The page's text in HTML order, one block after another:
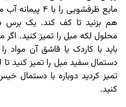
مایع ظرفشویی
هم بزنید تا کف کند. یک برس
محلول لکه مبل را تمیز کنید.
باید با کاردک یا قاشق آن مواد
دستمال سفید مبل را تمیز کنید
تمیز کردید دوباره با دستمال
کنید.